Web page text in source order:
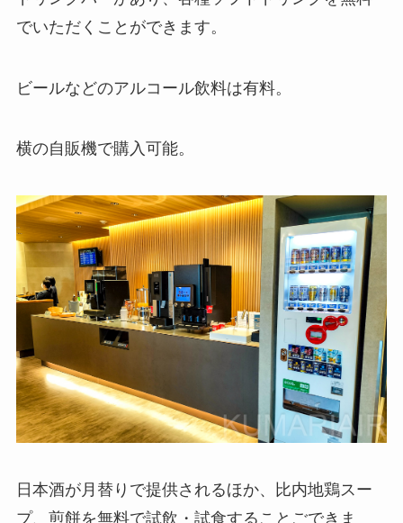
でいただくことができます。
ビールなどのアルコール飲料は有料。
横の自販機で購入可能。
日本酒が月替りで提供されるほか、比内地鶏スー
プ、煎餅を無料で試飲・試食することごできま